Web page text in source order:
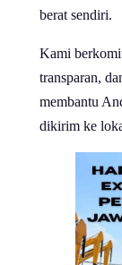
berat sendiri.
Kami
transparan,
membantu
dikirim ke